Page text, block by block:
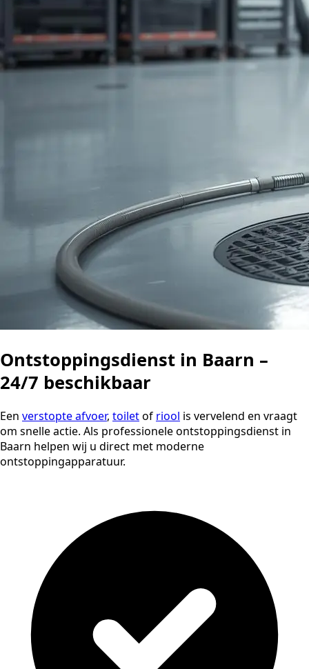
Ontstoppingsdienst in Baarn –
24/7 beschikbaar
Een verstopte afvoer, toiletof riool is vervelend en vraagt
om snelle actie. Als professionele ontstoppingsdienst in
Baarn helpen wij u direct met moderne
ontstoppingapparatuur.